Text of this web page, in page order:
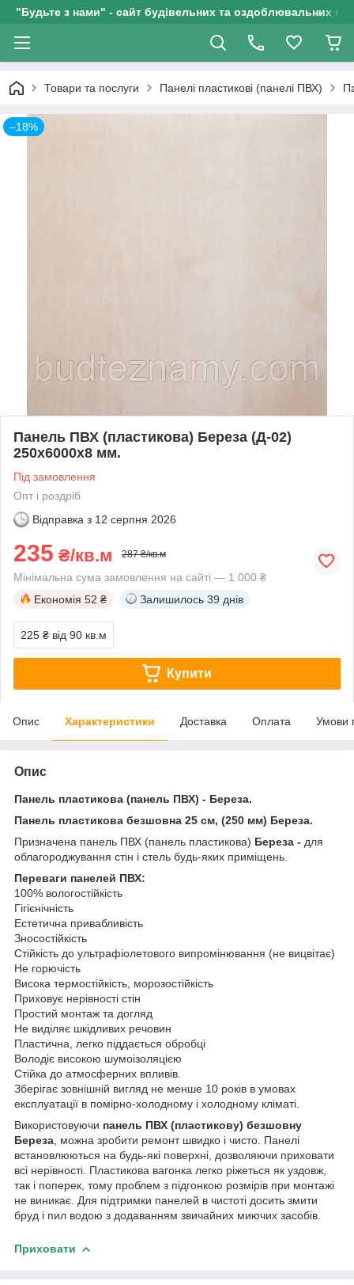
"Будьте з нами" - сайт будівельних та оздоблювальних
Товари та послуги Панелі пластикові (панелі ПВХ)
–18%
Панель ПВХ (пластикова) Береза (Д-02)
250х6000х8 мм.
Під замовлення
Опт і роздріб
Відправка з 12 серпня 2026
235 ₴/кв.м 287 ₴/кв.м
Мінімальна сума замовлення на сайті — 1 000 ₴
Економія 52 ₴ Залишилось 39 днів
225 ₴ від 90 кв.м
Купити
Опис Характеристики Доставка Оплата Умови
Опис
Панель пластикова (панель ПВХ) - Береза.
Панель пластикова безшовна 25 см, (250 мм) Береза.
Призначена панель ПВХ (панель пластикова) Береза - для
облагороджування стін і стель будь-яких приміщень.
Переваги панелей ПВХ:
100% вологостійкість
Гігієнічність
Естетична привабливість
Зносостійкість
Стійкість до ультрафіолетового випромінювання (не вицвітає)
Не горючість
Висока термостійкість, морозостійкість
Приховує нерівності стін
Простий монтаж та догляд
Не виділяє шкідливих речовин
Пластична, легко піддається обробці
Володіє високою шумоізоляцією
Стійка до атмосферних впливів.
Зберігає зовнішній вигляд не менше 10 років в умовах
експлуатації в помірно-холодному і холодному кліматі.
Використовуючи панель ПВХ (пластикову) безшовну
Береза , можна зробити ремонт швидко і чисто. Панелі
встановлюються на будь-які поверхні, дозволяючи приховати
всі нерівності. Пластикова вагонка легко ріжеться як уздовж,
так і поперек, тому проблем з підгонкою розмірів при монтажі
не виникає. Для підтримки панелей в чистоті досить змити
бруд і пил водою з додаванням звичайних миючих засобів.
Приховати